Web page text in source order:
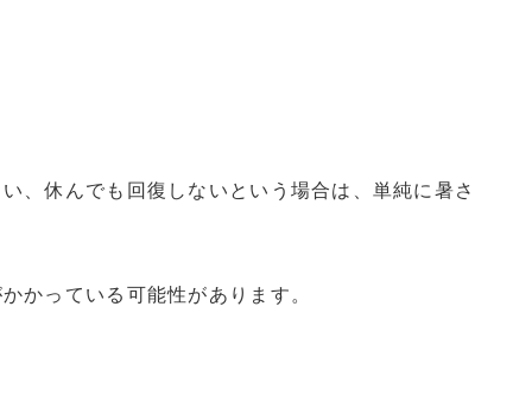
、休んでも回復しないという場合は、単純に暑さ
かっている可能性があります。